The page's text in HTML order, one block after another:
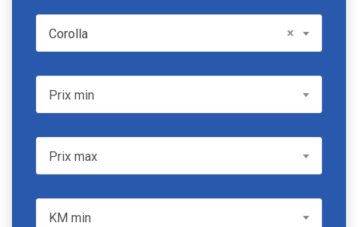
Model ×
Corolla
Prix minPrix min
Prix maxPrix max
KM min